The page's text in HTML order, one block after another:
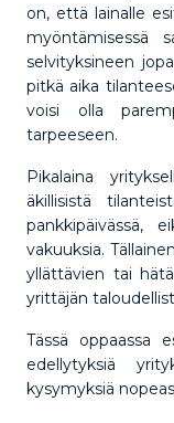
on, että lainalle
myöntämisessä
selvityksineen
pitkä aika
voisi olla
tarpeeseen.
Pikalaina
äkillisistä
pankkipäivässä,
vakuuksia.
yllättävien tai
yrittäjän
Tässä oppaassa
edellytyksiä
kysymyksiä